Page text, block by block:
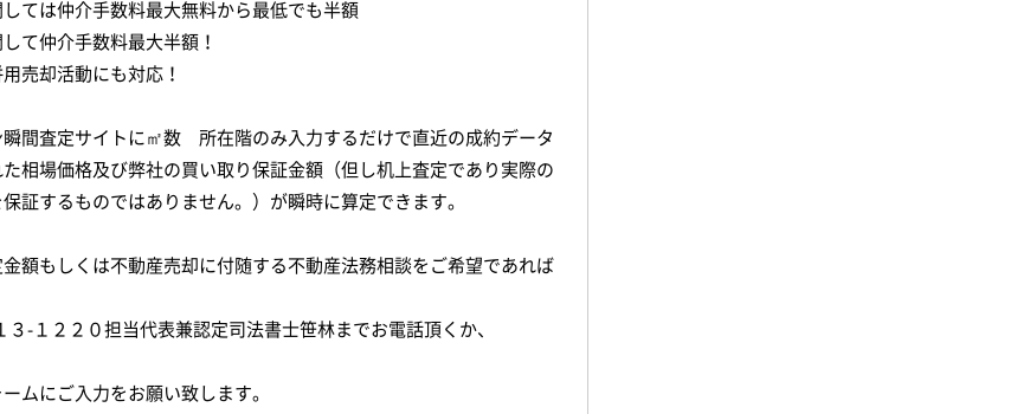
ては仲介手数料最大無料から最低でも半額
て仲介手数料最大半額！
売却活動にも対応！
間査定サイトに㎡数 所在階のみ入力するだけで直近の成約データ
相場価格及び弊社の買い取り保証金額（但し机上査定であり実際の
証するものではありません。）が瞬時に算定できます。
額もしくは不動産売却に付随する不動産法務相談をご希望であれば
３-１２２０担当代表兼認定司法書士笹林までお電話頂くか、
ムにご入力をお願い致します。